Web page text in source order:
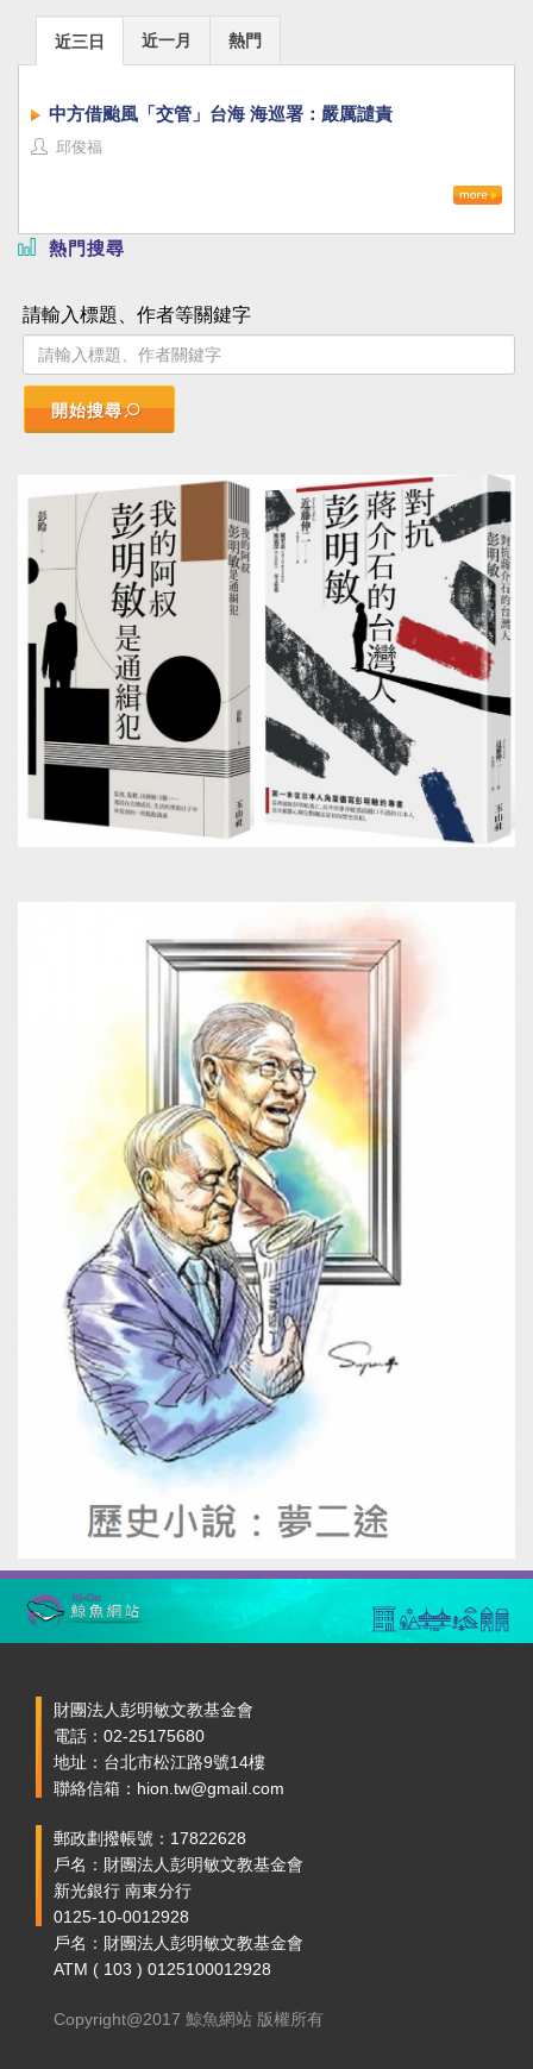
近三日 近一月 熱門
中方借颱風「交管」台海 海巡署：嚴厲譴責
邱俊福
熱門搜尋
請輸入標題、作者等關鍵字
開始搜尋
財團法人彭明敏文教基金會
電話：02-25175680
地址：台北市松江路9號14樓
聯絡信箱：hion.tw@gmail.com
郵政劃撥帳號：17822628
戶名：財團法人彭明敏文教基金會
新光銀行 南東分行
0125-10-0012928
戶名：財團法人彭明敏文教基金會
ATM ( 103 ) 0125100012928
Copyright@2017 鯨魚網站 版權所有